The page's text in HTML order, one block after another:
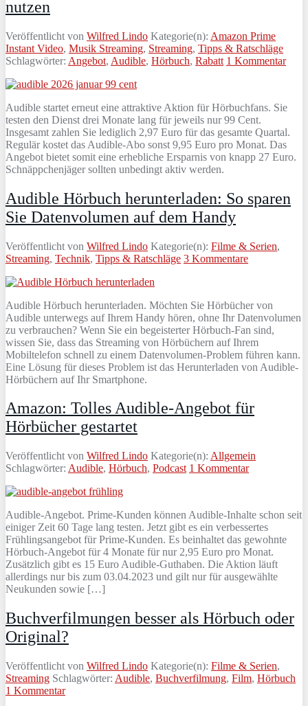
nutzen
Veröffentlicht von Wilfred Lindo Kategorie(n): Amazon Prime
Instant Video, Musik Streaming, Streaming, Tipps & Ratschläge
Schlagwörter: Angebot, Audible, Hörbuch, Rabatt 1 Kommentar
Audible startet erneut eine attraktive Aktion für Hörbuchfans. Sie
testen den Dienst drei Monate lang für jeweils nur 99 Cent.
Insgesamt zahlen Sie lediglich 2,97 Euro für das gesamte Quartal.
Regulär kostet das Audible‑Abo sonst 9,95 Euro pro Monat. Das
Angebot bietet somit eine erhebliche Ersparnis von knapp 27 Euro.
Schnäppchenjäger sollten unbedingt aktiv werden.
Audible Hörbuch herunterladen: So sparen
Sie Datenvolumen auf dem Handy
Veröffentlicht von Wilfred Lindo Kategorie(n): Filme & Serien,
Streaming, Technik, Tipps & Ratschläge 3 Kommentare
Audible Hörbuch herunterladen. Möchten Sie Hörbücher von
Audible unterwegs auf Ihrem Handy hören, ohne Ihr Datenvolumen
zu verbrauchen? Wenn Sie ein begeisterter Hörbuch-Fan sind,
wissen Sie, dass das Streaming von Hörbüchern auf Ihrem
Mobiltelefon schnell zu einem Datenvolumen-Problem führen kann.
Eine Lösung für dieses Problem ist das Herunterladen von Audible-
Hörbüchern auf Ihr Smartphone.
Amazon: Tolles Audible-Angebot für
Hörbücher gestartet
Veröffentlicht von Wilfred Lindo Kategorie(n): Allgemein
Schlagwörter: Audible, Hörbuch, Podcast 1 Kommentar
Audible-Angebot. Prime-Kunden können Audible-Inhalte schon seit
einiger Zeit 60 Tage lang testen. Jetzt gibt es ein verbessertes
Frühlingsangebot für Prime-Kunden. Es beinhaltet das gewohnte
Hörbuch-Angebot für 4 Monate für nur 2,95 Euro pro Monat.
Zusätzlich gibt es 15 Euro Audible-Guthaben. Die Aktion läuft
allerdings nur bis zum 03.04.2023 und gilt nur für ausgewählte
Neukunden sowie […]
Buchverfilmungen besser als Hörbuch oder
Original?
Veröffentlicht von Wilfred Lindo Kategorie(n): Filme & Serien,
Streaming Schlagwörter: Audible, Buchverfilmung, Film, Hörbuch
1 Kommentar